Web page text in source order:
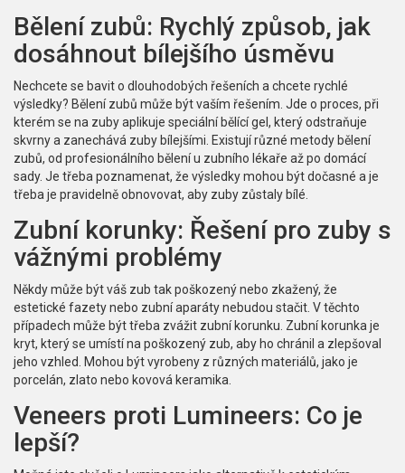
Bělení zubů: Rychlý způsob, jak
dosáhnout bílejšího úsměvu
Nechcete se bavit o dlouhodobých řešeních a chcete rychlé
výsledky? Bělení zubů může být vaším řešením. Jde o proces, při
kterém se na zuby aplikuje speciální bělící gel, který odstraňuje
skvrny a zanechává zuby bílejšími. Existují různé metody bělení
zubů, od profesionálního bělení u zubního lékaře až po domácí
sady. Je třeba poznamenat, že výsledky mohou být dočasné a je
třeba je pravidelně obnovovat, aby zuby zůstaly bílé.
Zubní korunky: Řešení pro zuby s
vážnými problémy
Někdy může být váš zub tak poškozený nebo zkažený, že
estetické fazety nebo zubní aparáty nebudou stačit. V těchto
případech může být třeba zvážit zubní korunku. Zubní korunka je
kryt, který se umístí na poškozený zub, aby ho chránil a zlepšoval
jeho vzhled. Mohou být vyrobeny z různých materiálů, jako je
porcelán, zlato nebo kovová keramika.
Veneers proti Lumineers: Co je
lepší?